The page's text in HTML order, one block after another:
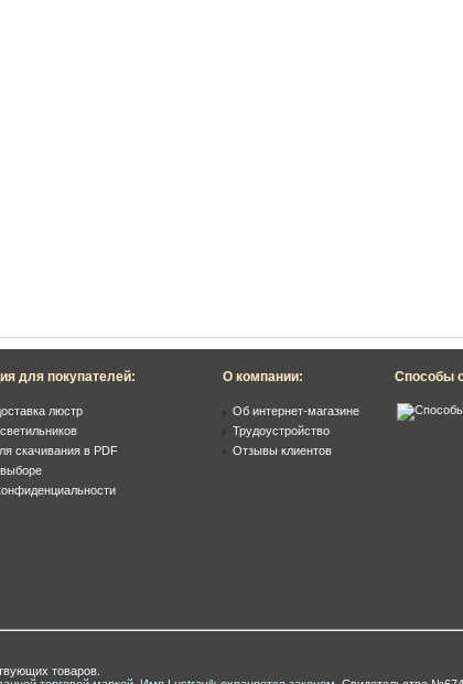
для покупателей:
люстр
скачивания в PDF
О компании:
Об интернет-магазине
Трудоустройство
Отзывы клиентов
Способы
товаров.